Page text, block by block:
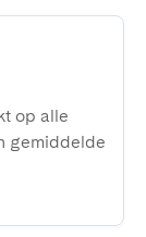
op alle
gemiddelde